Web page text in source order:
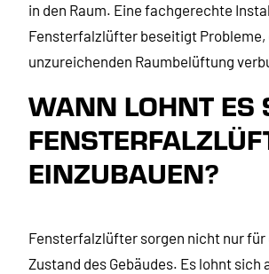
in den Raum. Eine fachgerechte
Fensterfalzlüfter beseitigt Probleme,
unzureichenden Raumbelüftung
WANN LOHNT ES
EINZUBAUEN?
Fensterfalzlüfter sorgen nicht nur für
Zustand des Gebäudes. Es lohnt sich